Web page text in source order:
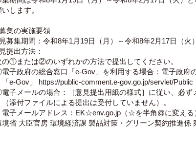
します。
集の実施要領
募集期間：令和8年1月19日（月）～令和8年2月17日（火
提出方法：
または②のいずれかの方法で提出してください。
政府の総合窓口「e-Gov」を利用する場合：電子政府の
」 https://public-comment.e-gov.go.jp/servlet/Public
メールの場合：［意見提出用紙の様式］に従い、必ず
ファイルによる提出は受付していません）。
ールアドレス：EK☆env.go.jp（☆を半角@に変える
大臣官房 環境経済課 製品対策・グリーン契約推進係